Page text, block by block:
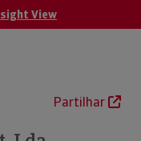
View
Partilhar